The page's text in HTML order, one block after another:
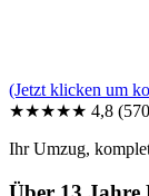
(Jetzt klicken um
★★★★★ 4,8
Ihr Umzug,